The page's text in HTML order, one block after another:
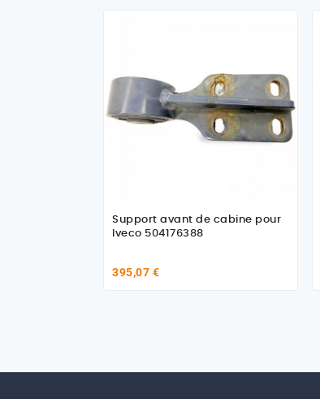
Support avant de cabine pour
Iveco 504176388
395,07 €